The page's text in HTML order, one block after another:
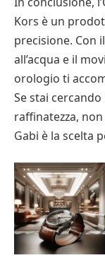
Kors è un
precisione. Con
all’acqua e il
orologio ti
Se stai
raffinatezza,
Gabi è la scelta